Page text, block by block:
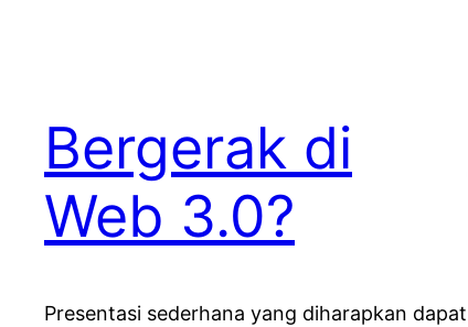
Bergerak di
Web 3.0?
Presentasi sederhana yang diharapkan dapat